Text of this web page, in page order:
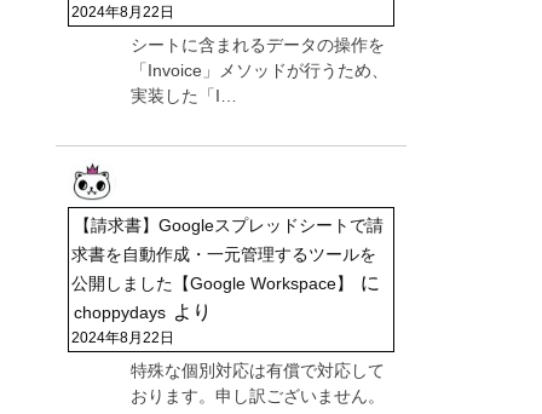
2024年8月22日
シートに含まれるデータの操作を
「Invoice」メソッドが行うため、
実装した「I…
【請求書】Googleスプレッドシートで請
求書を自動作成・一元管理するツールを
公開しました【Google Workspace】
に
choppydays より
2024年8月22日
特殊な個別対応は有償で対応して
おります。申し訳ございません。